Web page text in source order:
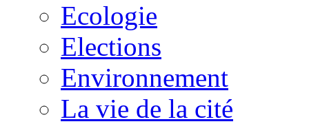
Ecologie
Elections
Environnement
La vie de la cité